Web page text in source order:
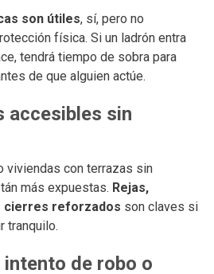
son útiles, sí, pero no
física. Si un ladrón entra
tendrá tiempo de sobra para
de que alguien actúe.
accesibles sin
viviendas con terrazas sin
más expuestas. Rejas,
cierres reforzados son claves si
tranquilo.
de robo o